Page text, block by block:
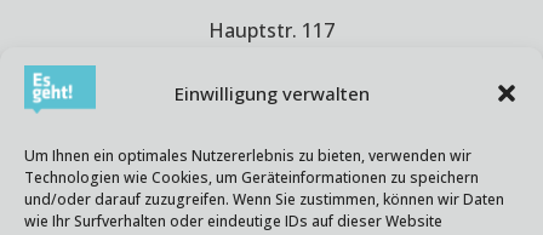
Einwilligung verwalten
Um Ihnen ein optimales Nutzererlebnis zu bieten, verwenden wir
Technologien wie Cookies, um Geräteinformationen zu speichern
und/oder darauf zuzugreifen. Wenn Sie zustimmen, können wir Daten
wie Ihr Surfverhalten oder eindeutige IDs auf dieser Website
Hauptstr. 117
Germany
Mo.-Do.(Thu.): 8.00-17.00
Fr.: 8.00-15.00